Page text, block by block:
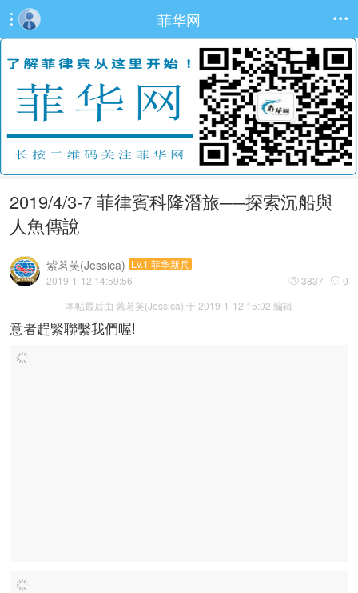
 菲华网 
2019/4/3-7 菲律賓科隆潛旅──探索沉船與
人魚傳說
紫茗芙(Jessica) Lv.1 菲华新兵
 3837  0
2019-1-12 14:59:56
本帖最后由 紫茗芙(Jessica) 于 2019-1-12 15:02 编辑
意者趕緊聯繫我們喔!